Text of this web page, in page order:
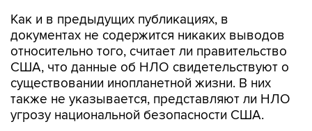
Как и в предыдущих публикациях, в
документах не содержится никаких выводов
относительно того, считает ли правительство
США, что данные об НЛО свидетельствуют о
существовании инопланетной жизни. В них
также не указывается, представляют ли НЛО
угрозу национальной безопасности США.